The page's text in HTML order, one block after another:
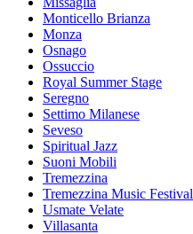
Monticello Brianza
Monza
Osnago
Ossuccio
Royal Summer Stage
Seregno
Settimo Milanese
Seveso
Spiritual Jazz
Suoni Mobili
Tremezzina
Tremezzina Music Festival
Usmate Velate
Villasanta